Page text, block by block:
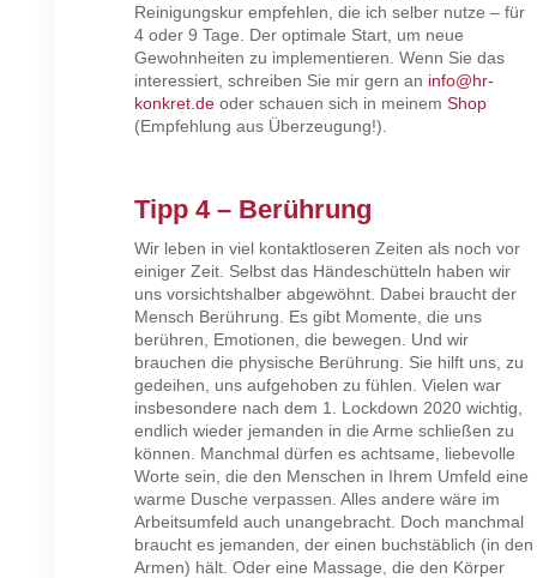
Reinigungskur empfehlen, die ich selber nutze – für
4 oder 9 Tage. Der optimale Start, um neue
Gewohnheiten zu implementieren. Wenn Sie das
interessiert, schreiben Sie mir gern an info@hr-
konkret.deoder schauen sich in meinem Shop
(Empfehlung aus Überzeugung!).
Tipp 4 – Berührung
Wir leben in viel kontaktloseren Zeiten als noch vor
einiger Zeit. Selbst das Händeschütteln haben wir
uns vorsichtshalber abgewöhnt. Dabei braucht der
Mensch Berührung. Es gibt Momente, die uns
berühren, Emotionen, die bewegen. Und wir
brauchen die physische Berührung. Sie hilft uns, zu
gedeihen, uns aufgehoben zu fühlen. Vielen war
insbesondere nach dem 1. Lockdown 2020 wichtig,
endlich wieder jemanden in die Arme schließen zu
können. Manchmal dürfen es achtsame, liebevolle
Worte sein, die den Menschen in Ihrem Umfeld eine
warme Dusche verpassen. Alles andere wäre im
Arbeitsumfeld auch unangebracht. Doch manchmal
braucht es jemanden, der einen buchstäblich (in den
Armen) hält. Oder eine Massage, die den Körper